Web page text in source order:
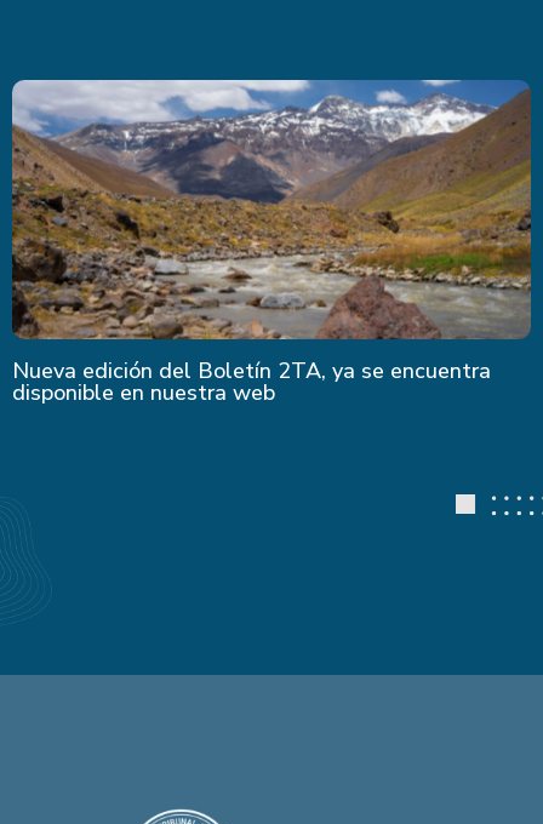
Nueva edición del Boletín 2TA, ya se encuentra
disponible en nuestra web